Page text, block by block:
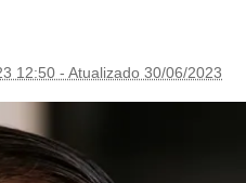
12:50 - Atualizado 30/06/2023